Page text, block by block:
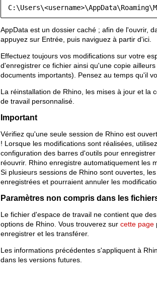
AppData est un dossier caché ; afin de l'ouvrir,
appuyez sur Entrée, puis naviguez à partir d'ici.
Effectuez toujours vos modifications sur votre
d'enregistrer ce fichier ainsi qu'une copie
documents importants). Pensez au temps qu'il
La réinstallation de Rhino, les mises à jour et la
de travail personnalisé.
Important
Vérifiez qu'une seule session de Rhino est
! Lorsque les modifications sont réalisées,
configuration des barres d'outils pour
réouvrir. Rhino enregistre automatiquement les
Si plusieurs sessions de Rhino sont ouvertes,
enregistrées et pourraient annuler les
Paramètres non compris dans les
Le fichier d'espace de travail ne contient que
options de Rhino. Vous trouverez sur cette page
enregistrer et les transférer.
Les informations précédentes s'appliquent à
dans les versions futures.